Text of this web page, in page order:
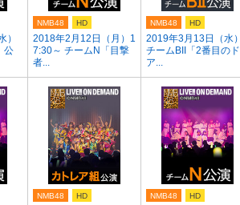
）
公
2018年2月12日（月）1
7:30～ チームN「目撃
者...
NMB48 HD
2019年3月13日（水）
チームBII「2番目のド
ア...
NMB48 HD
NMB48 HD NMB48 HD